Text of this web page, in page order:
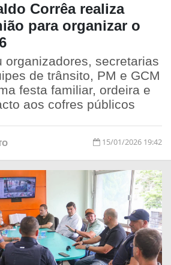
Corrêa realiza
para organizar o
organizadores, secretarias
de trânsito, PM e GCM
festa familiar, ordeira e
aos cofres públicos
15/01/2026 19:42